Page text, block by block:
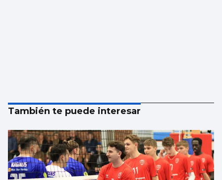
También te puede interesar